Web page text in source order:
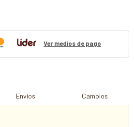
Ver medios de pago
Envíos Cambios